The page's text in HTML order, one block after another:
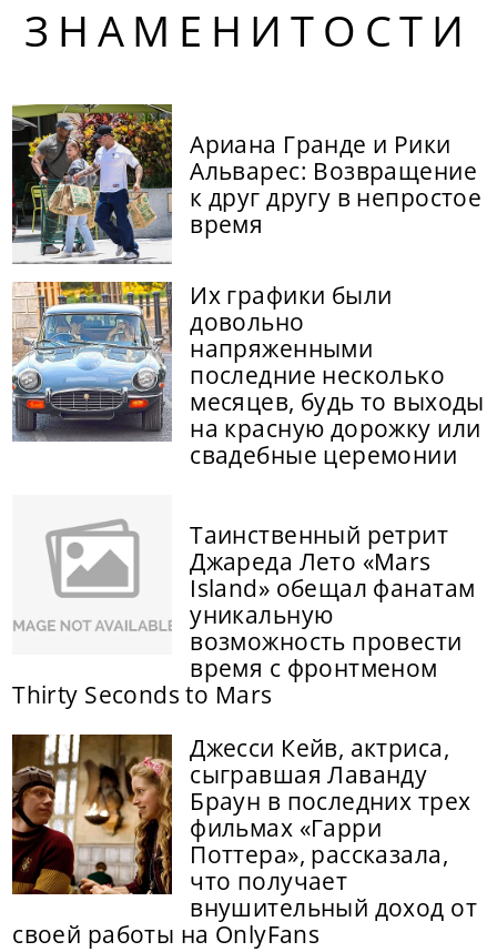
ЗНАМЕНИТОСТИ
Ариана Гранде и Рики
Альварес: Возвращение
к друг другу в непростое
время
Их графики были
довольно
напряженными
последние несколько
месяцев, будь то выходы
на красную дорожку или
свадебные церемонии
Таинственный ретрит
Джареда Лето «Mars
Island» обещал фанатам
уникальную
возможность провести
время с фронтменом
Thirty Seconds to Mars
Джесси Кейв, актриса,
сыгравшая Лаванду
Браун в последних трех
фильмах «Гарри
Поттера», рассказала,
что получает
внушительный доход от
своей работы на OnlyFans